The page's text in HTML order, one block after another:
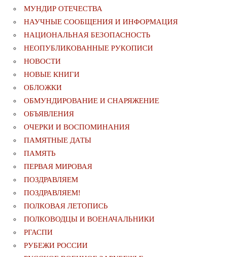
МУНДИР ОТЕЧЕСТВА
НАУЧНЫЕ СООБЩЕНИЯ И ИНФОРМАЦИЯ
НАЦИОНАЛЬНАЯ БЕЗОПАСНОСТЬ
НЕОПУБЛИКОВАННЫЕ РУКОПИСИ
НОВОСТИ
НОВЫЕ КНИГИ
ОБЛОЖКИ
ОБМУНДИРОВАНИЕ И СНАРЯЖЕНИЕ
ОБЪЯВЛЕНИЯ
ОЧЕРКИ И ВОСПОМИНАНИЯ
ПАМЯТНЫЕ ДАТЫ
ПАМЯТЬ
ПЕРВАЯ МИРОВАЯ
ПОЗДРАВЛЯЕМ
ПОЗДРАВЛЯЕМ!
ПОЛКОВАЯ ЛЕТОПИСЬ
ПОЛКОВОДЦЫ И ВОЕНАЧАЛЬНИКИ
РГАСПИ
РУБЕЖИ РОССИИ